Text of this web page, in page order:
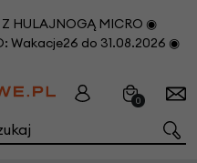
HULAJNOGĄ MICRO ◉
Wakacje26 do 31.08.2026 ◉
0